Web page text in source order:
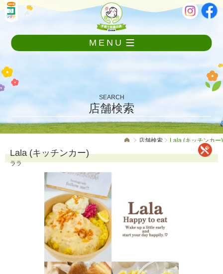
ニ
し
て
本
MENU
SEARCH
店舗検索
店舗検索 Lala (キッチンカー)
Lala (キッチンカー)
ララ